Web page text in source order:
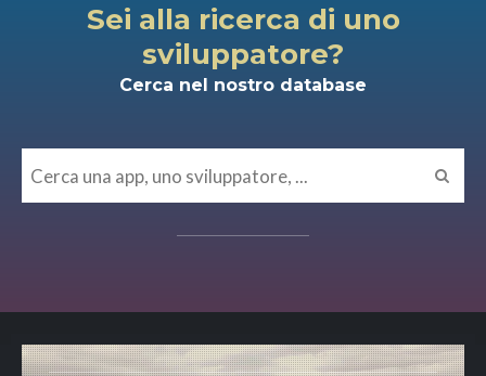
Sei alla ricerca di uno
sviluppatore?
Cerca nel nostro database